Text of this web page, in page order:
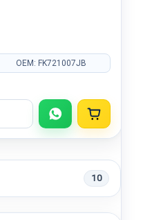
OEM: FK721007JB
10